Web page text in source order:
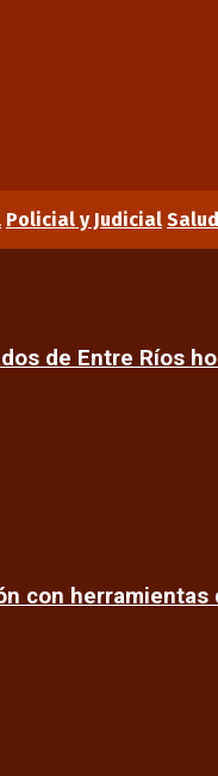
Policial y Judicial Salud
de Entre Ríos
con